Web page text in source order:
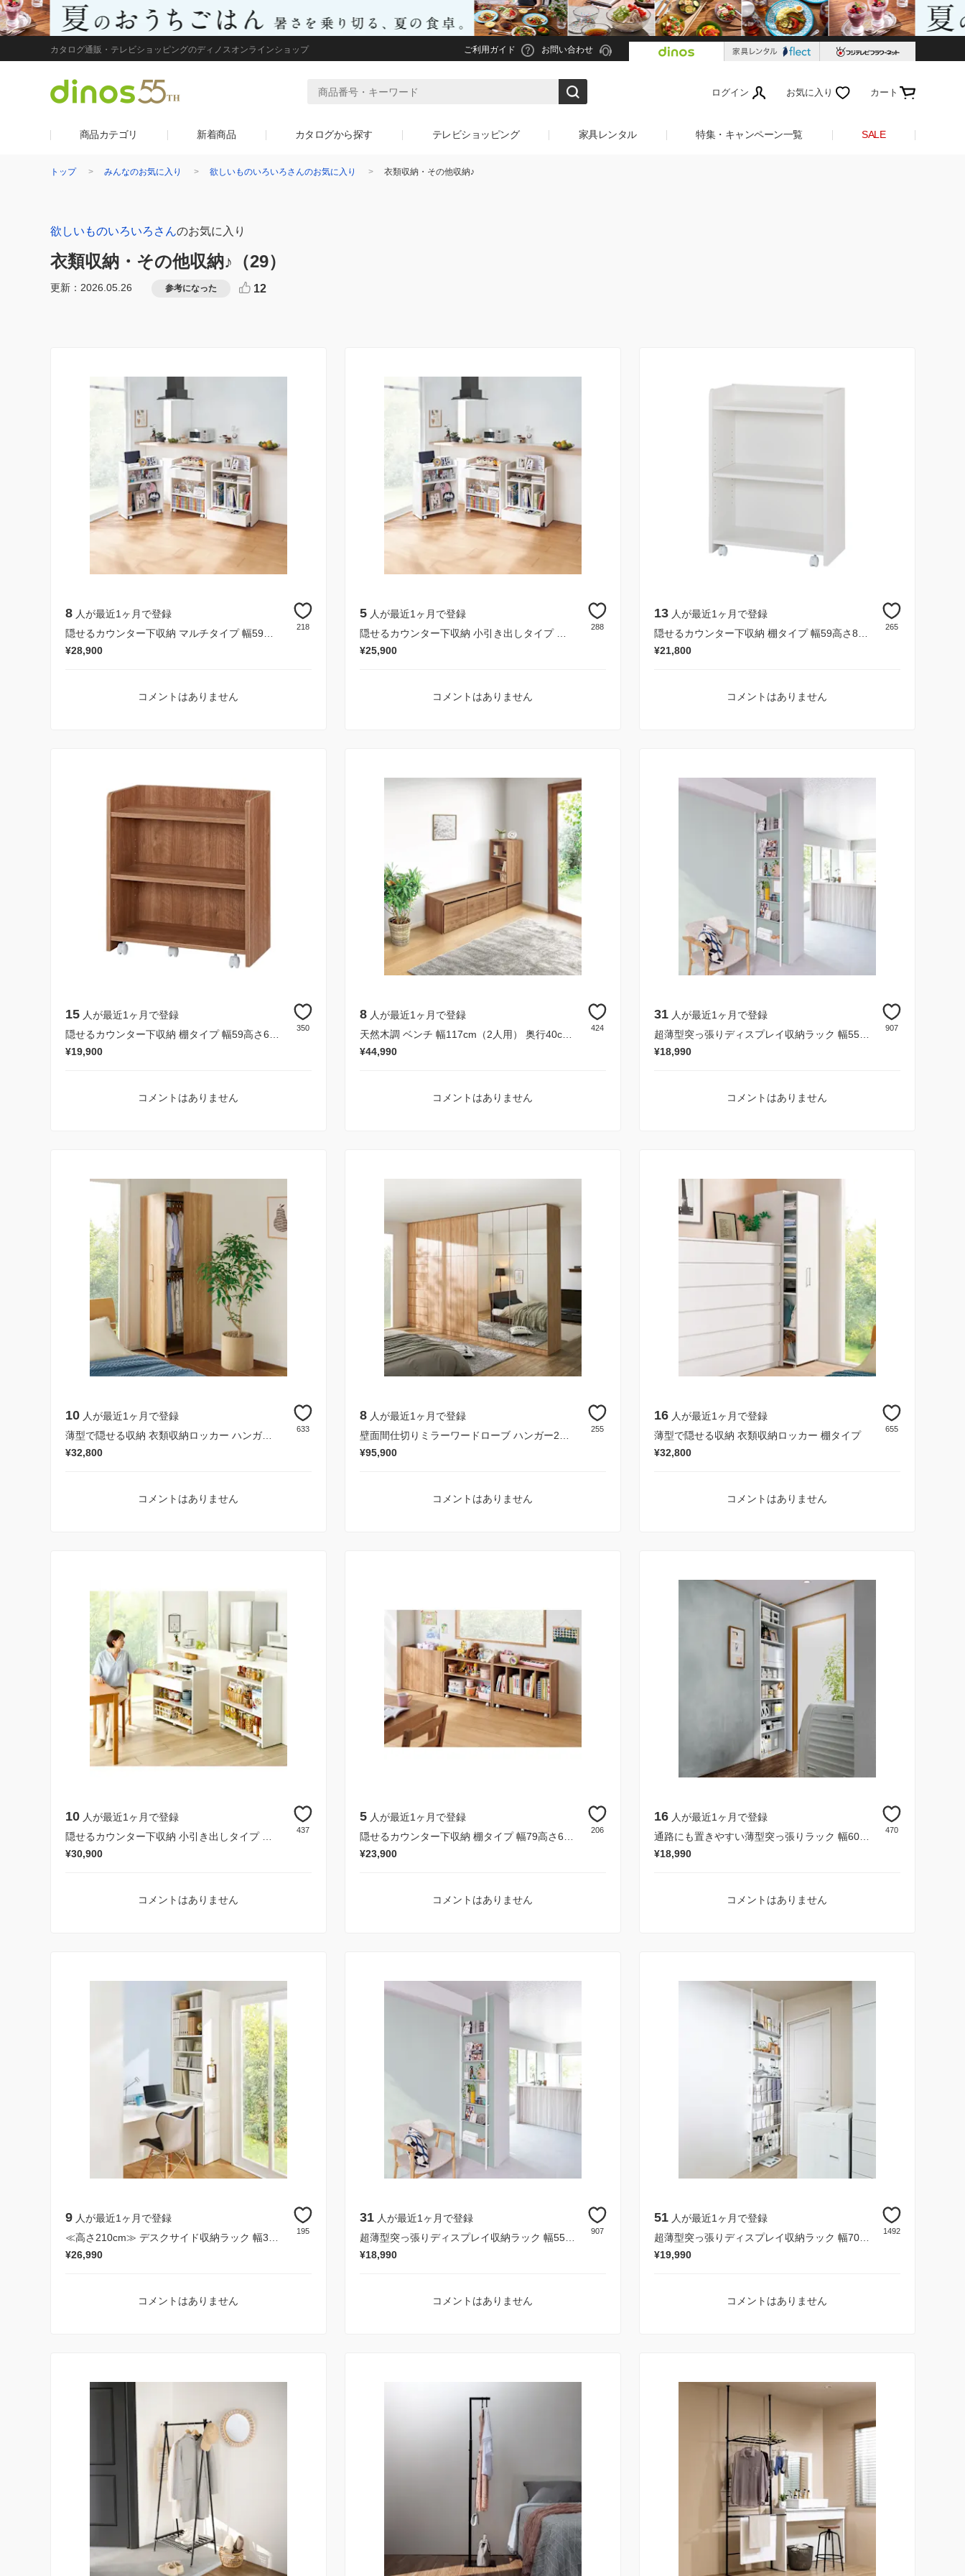
カタログ通販・テレビショッピングのディノスオンラインショップ ご利用ガイド お問い合わせ
ログイン お気に入り カート
商品カテゴリ 新着商品 カタログから探す テレビショッピング 家具レンタル 特集・キャンペーン一覧 SALE
トップ みんなのお気に入り 欲しいものいろいろさんのお気に入り 衣類収納・その他収納♪
欲しいものいろいろさんのお気に入り
衣類収納・その他収納♪ （29）
更新：2026.05.26 参考になった 12
218
8 人が最近1ヶ月で登録
¥28,900
コメントはありません
288
5 人が最近1ヶ月で登録
¥25,900
コメントはありません
265
13 人が最近1ヶ月で登録
¥21,800
コメントはありません
350
15 人が最近1ヶ月で登録
¥19,900
コメントはありません
424
8 人が最近1ヶ月で登録
天然木調 ベンチ 幅117cm（2人用） 奥行40cm高さ40cm
¥44,990
コメントはありません
907
31 人が最近1ヶ月で登録
超薄型突っ張りディスプレイ収納ラック 幅55cmタイプ 奥行12cm高さ215cm～260cm
¥18,990
コメントはありません
633
10 人が最近1ヶ月で登録
薄型で隠せる収納 衣類収納ロッカー ハンガータイプ
¥32,800
コメントはありません
255
8 人が最近1ヶ月で登録
¥95,900
コメントはありません
655
16 人が最近1ヶ月で登録
薄型で隠せる収納 衣類収納ロッカー 棚タイプ
¥32,800
コメントはありません
437
10 人が最近1ヶ月で登録
¥30,900
コメントはありません
206
5 人が最近1ヶ月で登録
¥23,900
コメントはありません
470
16 人が最近1ヶ月で登録
通路にも置きやすい薄型突っ張りラック 幅60cm奥行15cm高さ230cm
¥18,990
コメントはありません
195
9 人が最近1ヶ月で登録
¥26,990
コメントはありません
907
31 人が最近1ヶ月で登録
超薄型突っ張りディスプレイ収納ラック 幅55cmタイプ 奥行12cm高さ215cm～260cm
¥18,990
コメントはありません
1492
51 人が最近1ヶ月で登録
超薄型突っ張りディスプレイ収納ラック 幅70cmタイプ 奥行12cm高さ215cm～260cm
¥19,990
コメントはありません